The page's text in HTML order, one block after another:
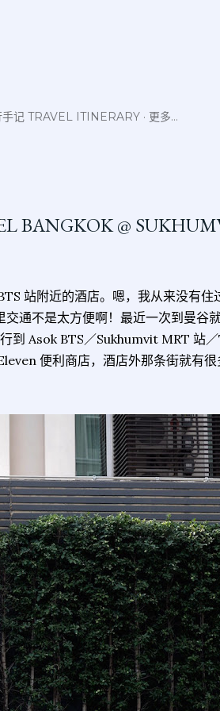
手记 TRAVEL ITINERARY 更多…
BANGKOK @
站附近的酒店。嗯，我从来没有住
通不是太方便啊！最近一次到曼谷
到 Asok BTS／Sukhumvit MRT 站
便利商店，酒店外那条街就有